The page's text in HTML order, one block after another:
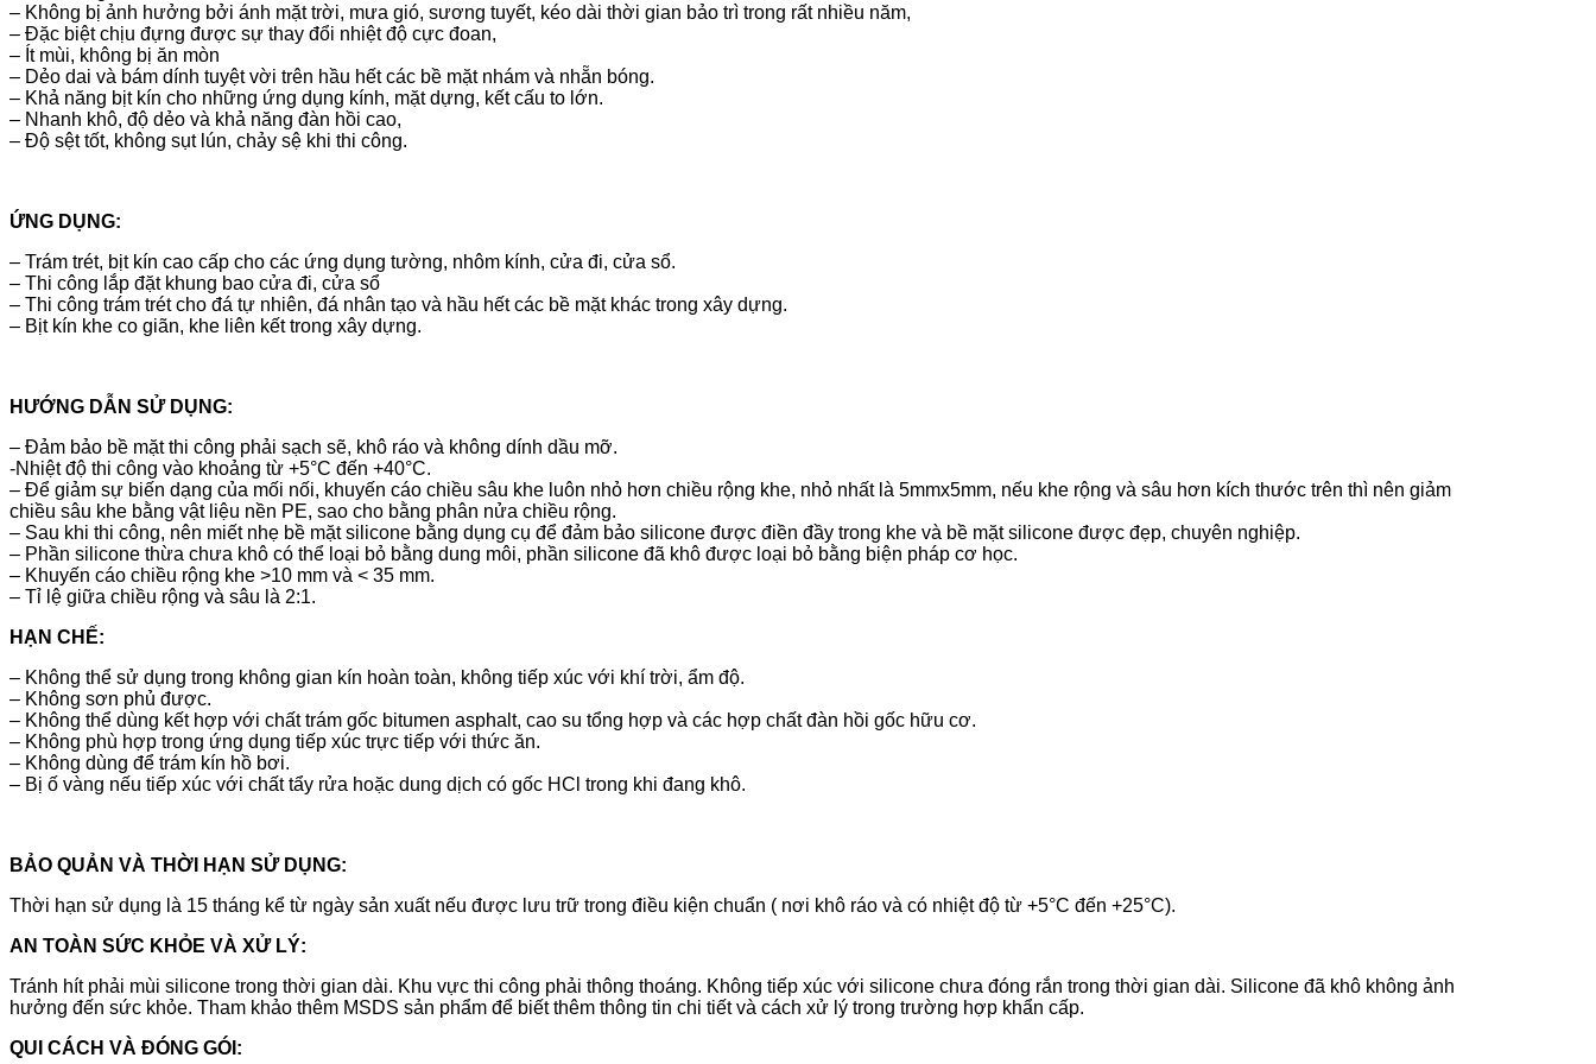
– Không bị ảnh hưởng bởi ánh mặt trời, mưa gió, sương tuyết, kéo dài thời gian bảo trì trong rất nhiều năm,
– Đặc biệt chịu đựng được sự thay đổi nhiệt độ cực đoan,
– Ít mùi, không bị ăn mòn
– Dẻo dai và bám dính tuyệt vời trên hầu hết các bề mặt nhám và nhẵn bóng.
– Khả năng bịt kín cho những ứng dụng kính, mặt dựng, kết cấu to lớn.
– Nhanh khô, độ dẻo và khả năng đàn hồi cao,
– Độ sệt tốt, không sụt lún, chảy sệ khi thi công.
ỨNG DỤNG:
– Trám trét, bịt kín cao cấp cho các ứng dụng tường, nhôm kính, cửa đi, cửa sổ.
– Thi công lắp đặt khung bao cửa đi, cửa sổ
– Thi công trám trét cho đá tự nhiên, đá nhân tạo và hầu hết các bề mặt khác trong xây dựng.
– Bịt kín khe co giãn, khe liên kết trong xây dựng.
HƯỚNG DẪN SỬ DỤNG:
– Đảm bảo bề mặt thi công phải sạch sẽ, khô ráo và không dính dầu mỡ.
-Nhiệt độ thi công vào khoảng từ +5°C đến +40°C.
– Để giảm sự biến dạng của mối nối, khuyến cáo chiều sâu khe luôn nhỏ hơn chiều rộng khe, nhỏ nhất là 5mmx5mm, nếu khe rộng và sâu hơn kích thước trên thì nên giảm
chiều sâu khe bằng vật liệu nền PE, sao cho bằng phân nửa chiều rộng.
– Sau khi thi công, nên miết nhẹ bề mặt silicone bằng dụng cụ để đảm bảo silicone được điền đầy trong khe và bề mặt silicone được đẹp, chuyên nghiệp.
– Phần silicone thừa chưa khô có thể loại bỏ bằng dung môi, phần silicone đã khô được loại bỏ bằng biện pháp cơ học.
– Khuyến cáo chiều rộng khe >10 mm và < 35 mm.
– Tỉ lệ giữa chiều rộng và sâu là 2:1.
HẠN CHẾ:
– Không thể sử dụng trong không gian kín hoàn toàn, không tiếp xúc với khí trời, ẩm độ.
– Không sơn phủ được.
– Không thể dùng kết hợp với chất trám gốc bitumen asphalt, cao su tổng hợp và các hợp chất đàn hồi gốc hữu cơ.
– Không phù hợp trong ứng dụng tiếp xúc trực tiếp với thức ăn.
– Không dùng để trám kín hồ bơi.
– Bị ố vàng nếu tiếp xúc với chất tẩy rửa hoặc dung dịch có gốc HCl trong khi đang khô.
BẢO QUẢN VÀ THỜI HẠN SỬ DỤNG:
Thời hạn sử dụng là 15 tháng kể từ ngày sản xuất nếu được lưu trữ trong điều kiện chuẩn ( nơi khô ráo và có nhiệt độ từ +5°C đến +25°C).
AN TOÀN SỨC KHỎE VÀ XỬ LÝ:
Tránh hít phải mùi silicone trong thời gian dài. Khu vực thi công phải thông thoáng. Không tiếp xúc với silicone chưa đóng rắn trong thời gian dài. Silicone đã khô không ảnh
hưởng đến sức khỏe. Tham khảo thêm MSDS sản phẩm để biết thêm thông tin chi tiết và cách xử lý trong trường hợp khẩn cấp.
QUI CÁCH VÀ ĐÓNG GÓI: